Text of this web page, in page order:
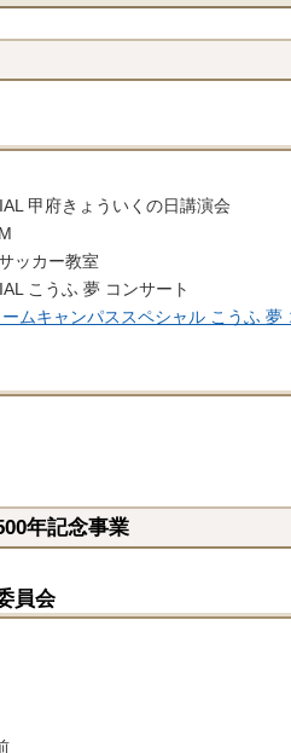
甲府きょういくの日講演会
ッカー教室
こうふ 夢 コンサート
ムキャンパススペシャル こうふ 夢
年記念事業
員会